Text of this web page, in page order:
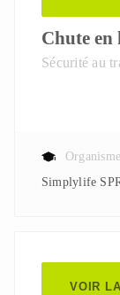
Chute
Sécurité au
Simplylife
VOIR